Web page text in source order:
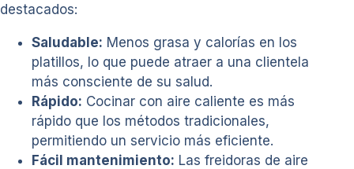
destacados:
Saludable: Menos grasa y calorías en los
platillos, lo que puede atraer a una clientela
más consciente de su salud.
Rápido: Cocinar con aire caliente es más
rápido que los métodos tradicionales,
permitiendo un servicio más eficiente.
Fácil mantenimiento: Las freidoras de aire